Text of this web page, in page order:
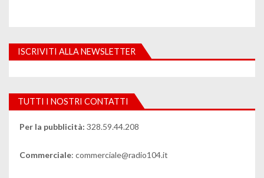
ISCRIVITI ALLA NEWSLETTER
TUTTI I NOSTRI CONTATTI
Per la pubblicità: 328.59.44.208
Commerciale: commerciale@radio104.it